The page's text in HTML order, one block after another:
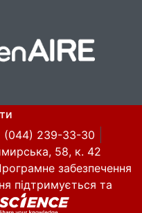
(044) 239-33-30
58, к. 42
забезпечення
підтримується та